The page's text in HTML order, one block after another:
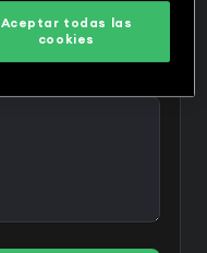
Aceptar todas las
cookies